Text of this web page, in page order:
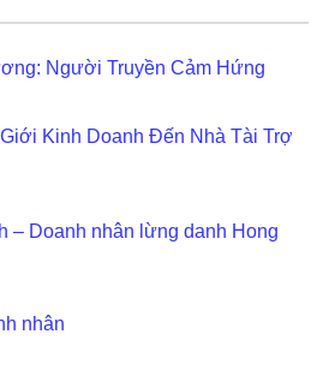
Người Truyền Cảm Hứng
Kinh Doanh Đến Nhà Tài Trợ
– Doanh nhân lừng danh Hong
nhân